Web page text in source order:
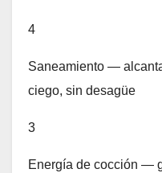
4
Saneamiento —
ciego, sin desagüe
3
Energía de cocción —